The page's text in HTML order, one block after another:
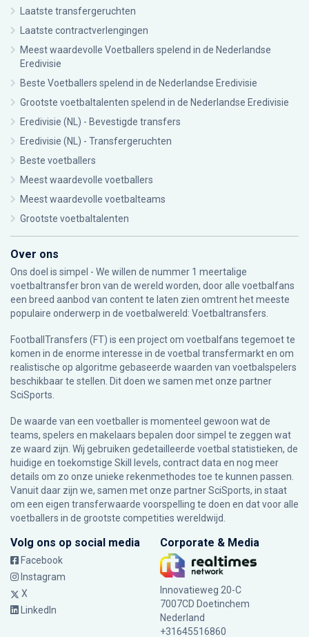
Laatste transfergeruchten
Laatste contractverlengingen
Meest waardevolle Voetballers spelend in de Nederlandse
Eredivisie
Beste Voetballers spelend in de Nederlandse Eredivisie
Grootste voetbaltalenten spelend in de Nederlandse Eredivisie
Eredivisie (NL) - Bevestigde transfers
Eredivisie (NL) - Transfergeruchten
Beste voetballers
Meest waardevolle voetballers
Meest waardevolle voetbalteams
Grootste voetbaltalenten
Over ons
Ons doel is simpel - We willen de nummer 1 meertalige
voetbaltransfer bron van de wereld worden, door alle voetbalfans
een breed aanbod van content te laten zien omtrent het meeste
populaire onderwerp in de voetbalwereld: Voetbaltransfers.
FootballTransfers (FT) is een project om voetbalfans tegemoet te
komen in de enorme interesse in de voetbal transfermarkt en om
realistische op algoritme gebaseerde waarden van voetbalspelers
beschikbaar te stellen. Dit doen we samen met onze partner
SciSports
De waarde van een voetballer is momenteel gewoon wat de
teams, spelers en makelaars bepalen door simpel te zeggen wat
ze waard zijn. Wij gebruiken gedetailleerde voetbal statistieken, de
huidige en toekomstige Skill levels, contract data en nog meer
details om zo onze unieke rekenmethodes toe te kunnen passen.
Vanuit daar zijn we, samen met onze partner SciSports, in staat
om een eigen transferwaarde voorspelling te doen en dat voor alle
voetballers in de grootste competities wereldwijd.
Volg ons op social media
Facebook
Instagram
X
LinkedIn
Corporate & Media
Innovatieweg 20-C
7007CD Doetinchem
Nederland
+31645516860